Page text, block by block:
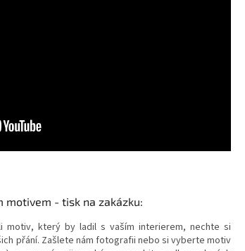
- tisk na zakázku:
motiv, který by ladil s vaším interierem, nechte si
přání. Zašlete nám fotografii nebo si vyberte motiv